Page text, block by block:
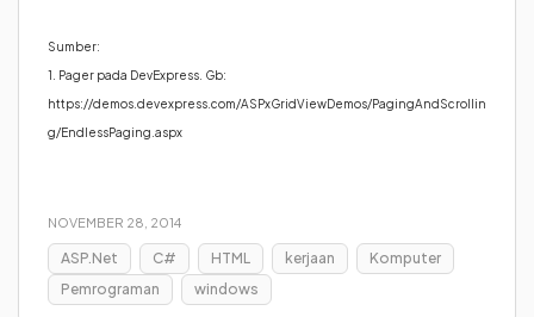
Sumber:
1. Pager pada DevExpress. Gb:
https://demos.devexpress.com/ASPxGridViewDemos/PagingAndScrollin
g/EndlessPaging.aspx
NOVEMBER 28, 2014
ASP.Net C# HTML kerjaan
Komputer
Pemrograman
windows